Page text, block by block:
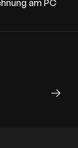
am PC